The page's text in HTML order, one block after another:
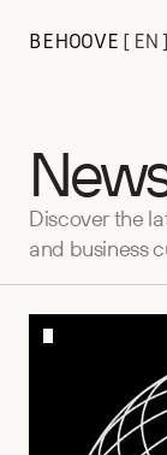
BEHOOVE [ EN ]
Discover the
and business